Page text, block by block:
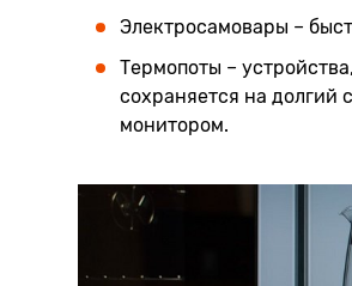
Электросамовары –
Термопоты –
сохраняется на долгий
монитором.